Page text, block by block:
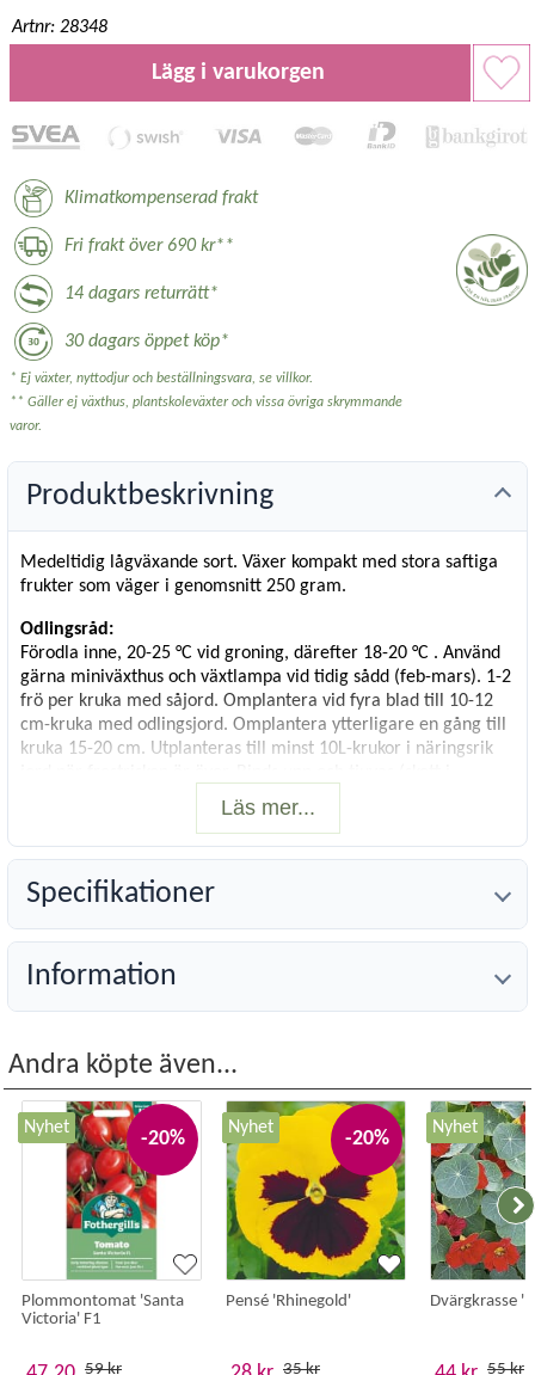
Artnr: 28348
Lägg i varukorgen
Klimatkompenserad frakt
Fri frakt över 690 kr**
14 dagars returrätt*
30 dagars öppet köp*
* Ej växter, nyttodjur och beställningsvara, se villkor.
** Gäller ej växthus, plantskoleväxter och vissa övriga skrymmande
varor.
Produktbeskrivning
Medeltidig lågväxande sort. Växer kompakt med stora saftiga
frukter som väger i genomsnitt 250 gram.
Odlingsråd:
Förodla inne, 20-25 °C vid groning, därefter 18-20 °C . Använd
gärna miniväxthus och växtlampa vid tidig sådd (feb-mars). 1-2
frö per kruka med såjord. Omplantera vid fyra blad till 10-12
cm-kruka med odlingsjord. Omplantera ytterligare en gång till
kruka 15-20 cm. Utplanteras till minst 10L-krukor i näringsrik
bladvecken nyps bort). Ge tomatnäring och vattna vid behov för
Såtid: Mars-april
Blomning/skörd: Juli-aug
Antal fröer: 15 frön
Läs mer...
Specifikationer
Information
Andra köpte även...
-20%
Nyhet
Plommontomat 'Santa
Victoria' F1
59 kr
-20%
Nyhet
Pensé 'Rhinegold'
35 kr
Nyhet
Dvärgkrasse
55 kr